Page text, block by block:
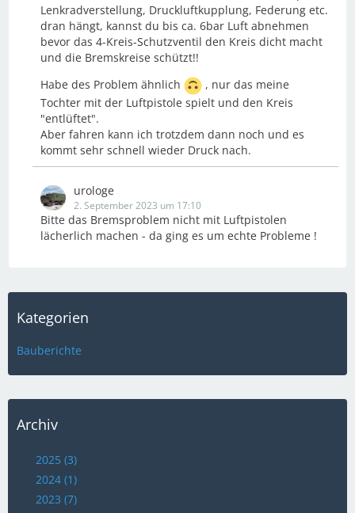
Lenkradverstellung, Druckluftkupplung, Federung etc.
dran hängt, kannst du bis ca. 6bar Luft abnehmen
bevor das 4-Kreis-Schutzventil den Kreis dicht macht
und die Bremskreise schützt!!
Habe des Problem ähnlich
, nur das meine
Tochter mit der Luftpistole spielt und den Kreis
"entlüftet".
Aber fahren kann ich trotzdem dann noch und es
kommt sehr schnell wieder Druck nach.
urologe
2. September 2023 um 17:10
Bitte das Bremsproblem nicht mit Luftpistolen
lächerlich machen - da ging es um echte Probleme !
Kategorien
Bauberichte
Archiv
2025 (3)
2024 (1)
2023 (7)